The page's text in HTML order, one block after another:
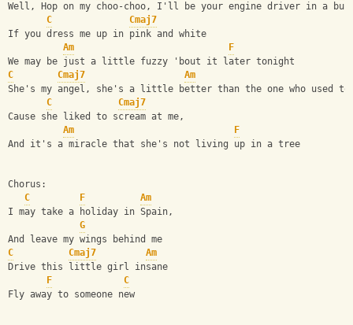
Well, Hop on my choo-choo, I'll be your engine driver in a
C
Cmaj7
If you dress me up in pink and white
Am
F
We may be just a little fuzzy 'bout it later tonight
C
Cmaj7
Am
She's my angel, she's a little better than the one who used to
C
Cmaj7
Cause she liked to scream at me,
Am
F
And it's a miracle that she's not living up in a tree
Chorus:
C
F
Am
I may take a holiday in Spain,
G
And leave my wings behind me
C
Cmaj7
Am
Drive this little girl insane
F
C
Fly away to someone new